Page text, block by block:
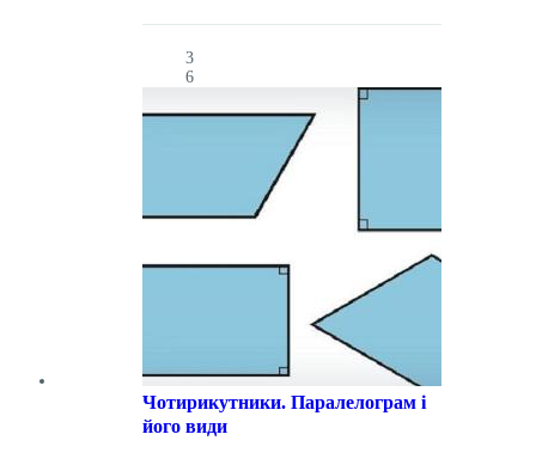
3
6
Чотирикутники. Паралелограм і
його види